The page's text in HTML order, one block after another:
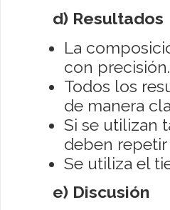
d) Resultados
La
con precisión.
Todos los
de manera
Si se utilizan
deben
Se utiliza el
e) Discusión